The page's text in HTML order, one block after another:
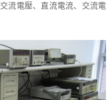
流電壓、直流電流、交流電